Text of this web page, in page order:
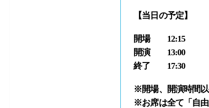
【当日の予定】
開場 12:15
開演 13:00
終了 17:30
※開場、開演時間以
※お席は全て「自由